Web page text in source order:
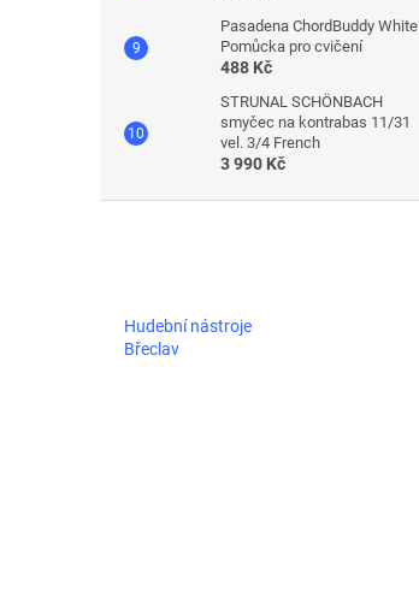
Pasadena ChordBuddy White
Pomůcka pro cvičení
488 Kč
STRUNAL SCHÖNBACH
smyčec na kontrabas 11/31
vel. 3/4 French
3 990 Kč
Hudební nástroje
Břeclav